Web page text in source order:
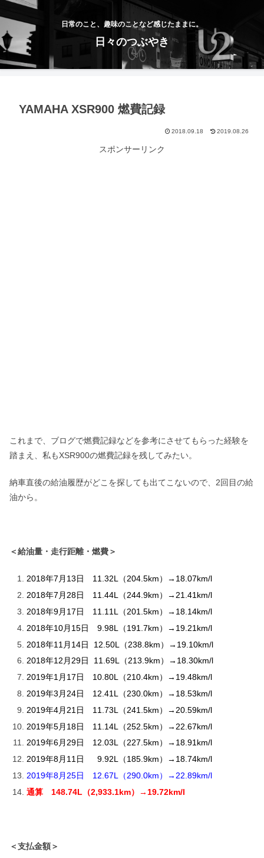
日常のこと、趣味のことなど感じたままに。
日々のつぶやき
YAMAHA XSR900 燃費記録
2018.09.18 2019.08.26
スポンサーリンク
これまで、ブログで燃費記録などを参考にさせてもらった経験を
踏まえ、私もXSR900の燃費記録を残してみたい。
納車直後の給油履歴がどこを探しても出てこないので、2回目の給
油から。
＜給油量・走行距離・燃費＞
2018年7月13日 11.32L（204.5km）→18.07km/l
2018年7月28日 11.44L（244.9km）→21.41km/l
2018年9月17日 11.11L（201.5km）→18.14km/l
2018年10月15日 9.98L（191.7km）→19.21km/l
2018年11月14日 12.50L（238.8km）→19.10km/l
2018年12月29日 11.69L（213.9km）→18.30km/l
2019年1月17日 10.80L（210.4km）→19.48km/l
2019年3月24日 12.41L（230.0km）→18.53km/l
2019年4月21日 11.73L（241.5km）→20.59km/l
2019年5月18日 11.14L（252.5km）→22.67km/l
2019年6月29日 12.03L（227.5km）→18.91km/l
2019年8月11日 9.92L（185.9km）→18.74km/l
2019年8月25日 12.67L（290.0km）→22.89km/l
通算 148.74L（2,933.1km）→19.72km/l
＜支払金額＞